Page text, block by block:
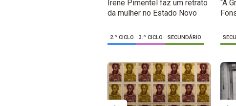
Irene Pimentel faz um retrato
da mulher no Estado Novo
2.º CICLO 3.º CICLO SECUNDÁRIO
“A